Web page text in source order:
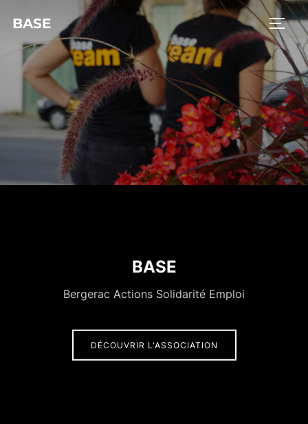
BASE
BASE
Bergerac Actions Solidarité Emploi
DÉCOUVRIR L'ASSOCIATION